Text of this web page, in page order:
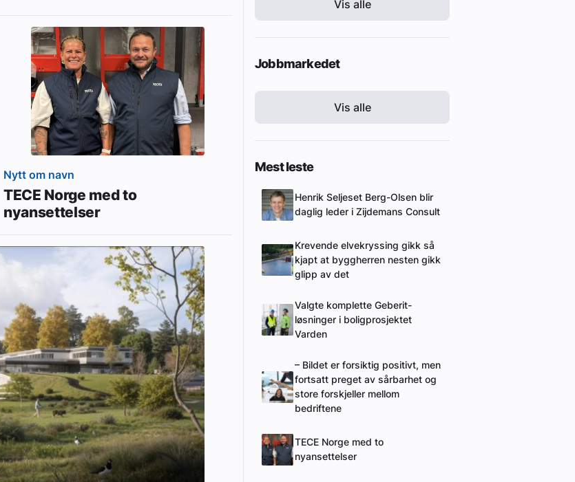
Nytt om navn
TECE Norge med to
nyansettelser
Vis alle
Jobbmarkedet
Vis alle
Mest leste
Henrik Seljeset Berg-Olsen blir
daglig leder i Zijdemans Consult
Krevende elvekryssing gikk så
kjapt at byggherren nesten gikk
glipp av det
Valgte komplette Geberit-
løsninger i boligprosjektet
Varden
– Bildet er forsiktig positivt, men
fortsatt preget av sårbarhet og
store forskjeller mellom
bedriftene
TECE Norge med to
nyansettelser